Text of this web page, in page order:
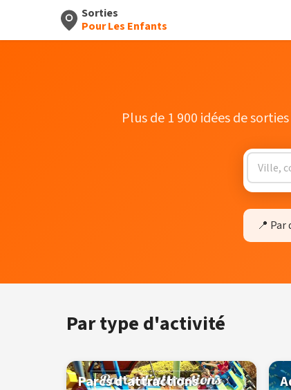
Sorties
Pour Les Enfants
Plus de 1 900 idées de
Par type d'activité
Parcs d'attractions